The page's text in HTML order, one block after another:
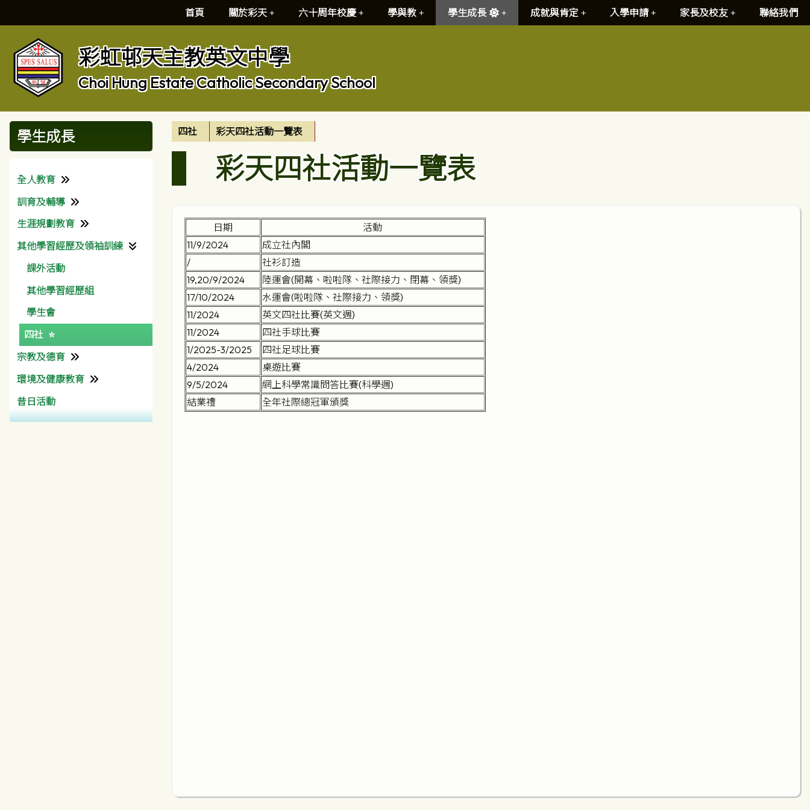
首頁 關於彩天 六十周年校慶 學與教 學生成長 成就與肯定 入學申請 家長及校友 聯絡我們
彩虹邨天主教英文中學
Choi Hung Estate Catholic Secondary School
學生成長
全人教育
理念
校園生活
班級經營
關愛校園計劃
天主教教區中學聯校運動會
特別計劃
SEE Programme
中六級台灣交流團
輔仁及彩天互訪計劃
中國農村生活體驗團
彩天迎奧運
訓育及輔導
訓育組
輔導組
本校社工
特殊教育需要支援資源
生涯規劃教育
生涯規劃組
獎助學金
有用連結
大學聯合招生辦法
學友社
其他學習經歷及領袖訓練
課外活動
其他學習經歷組
學生會
四社
宗教及德育
宗教組
道德及公民教育組
有用連結(宗教)
環境及健康教育
環境及學生健康組
陽光計劃
昔日活動
四社 彩天四社活動一覽表
彩天四社活動一覽表
日期
活動
11/9/2024
成立社內閣
/
社衫訂造
19,20/9/2024
陸運會(開幕、啦啦隊、社際接力、閉幕、領獎)
17/10/2024
水運會(啦啦隊、社際接力、領獎)
11/2024
英文四社比賽(英文週)
11/2024
四社手球比賽
1/2025-3/2025
四社足球比賽
4/2024
桌遊比賽
9/5/2024
網上科學常識問答比賽(科學週)
結業禮
全年社際總冠軍頒獎